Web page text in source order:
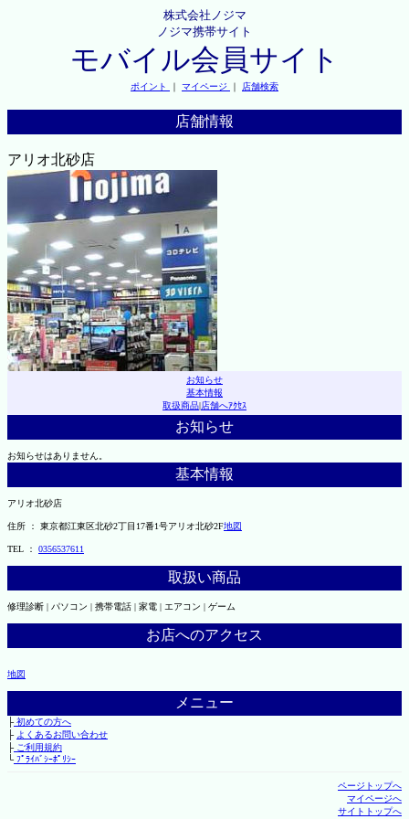
株式会社ノジマ
ノジマ携帯サイト
モバイル会員サイト
ポイント ｜ マイページ ｜ 店舗検索
店舗情報
アリオ北砂店
お知らせ
基本情報
取扱商品|店舗へｱｸｾｽ
お知らせ
お知らせはありません。
基本情報
アリオ北砂店
住所 ： 東京都江東区北砂2丁目17番1号アリオ北砂2F地図
TEL ： 0356537611
取扱い商品
修理診断 | パソコン | 携帯電話 | 家電 | エアコン | ゲーム
お店へのアクセス
地図
メニュー
├初めての方へ
├ よくあるお問い合わせ
├ご利用規約
└ﾌﾟﾗｲﾊﾞｼｰﾎﾟﾘｼｰ
ページトップへ
マイページへ
サイトトップへ